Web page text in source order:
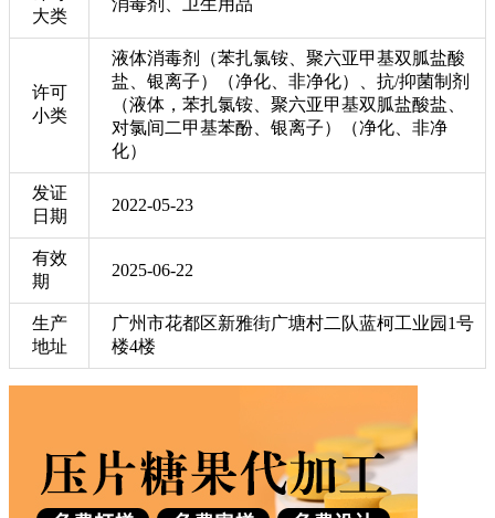
大类
许可
小类
液体消毒剂（苯扎氯铵、聚六亚甲基双胍盐酸
盐、银离子）（净化、非净化）、抗/抑菌制剂
（液体，苯扎氯铵、聚六亚甲基双胍盐酸盐、
对氯间二甲基苯酚、银离子）（净化、非净
化）
发证
日期
2022-05-23
有效
期
2025-06-22
生产
地址
广州市花都区新雅街广塘村二队蓝柯工业园1号
楼4楼